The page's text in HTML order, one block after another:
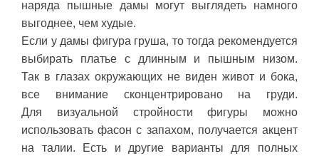
наряда пышные дамы могут выглядеть намного
выгоднее, чем худые.
Если у дамы фигура груша, то тогда рекомендуется
выбирать платье с длинным и пышным низом.
Так в глазах окружающих не виден живот и бока,
все внимание сконцентрировано на груди.
Для визуальной стройности фигуры можно
использовать фасон с запахом, получается акцент
на талии. Есть и другие варианты для полных